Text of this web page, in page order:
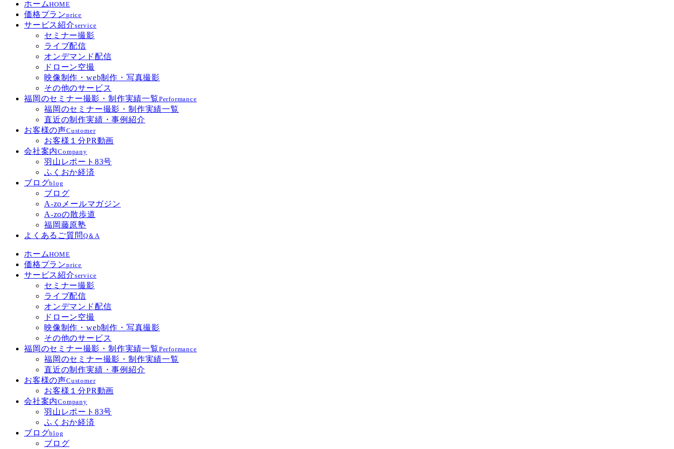
ホームHOME
価格プランprice
サービス紹介service
セミナー撮影
ライブ配信
オンデマンド配信
ドローン空撮
映像制作・web制作・写真撮影
その他のサービス
福岡のセミナー撮影・制作実績一覧Performance
福岡のセミナー撮影・制作実績一覧
直近の制作実績・事例紹介
お客様の声Customer
お客様１分PR動画
会社案内Company
羽山レポート83号
ふくおか経済
ブログblog
ブログ
A-zoメールマガジン
A-zoの散歩道
福岡藤原塾
よくあるご質問 Q＆A
ホームHOME
価格プランprice
サービス紹介service
セミナー撮影
ライブ配信
オンデマンド配信
ドローン空撮
映像制作・web制作・写真撮影
その他のサービス
福岡のセミナー撮影・制作実績一覧Performance
福岡のセミナー撮影・制作実績一覧
直近の制作実績・事例紹介
お客様の声Customer
お客様１分PR動画
会社案内Company
羽山レポート83号
ふくおか経済
ブログblog
ブログ